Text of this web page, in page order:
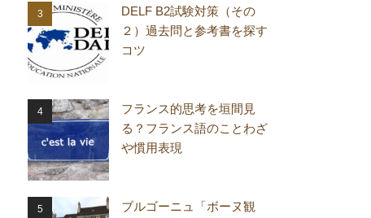
DELF B2試験対策（その
２）過去問と参考書を探す
コツ
フランス的思考を垣間見
る？フランス語のことわざ
や慣用表現
ブルゴーニュ「ボーヌ観